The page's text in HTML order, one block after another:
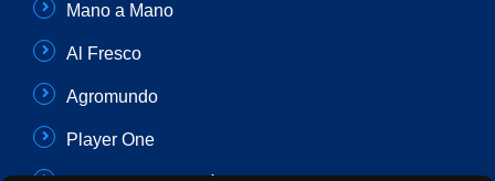
Mano a Mano
Al Fresco
Agromundo
Player One